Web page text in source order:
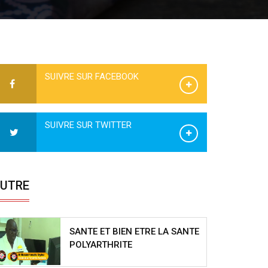
SUIVRE SUR FACEBOOK
SUIVRE SUR TWITTER
SANTE ET BIEN ETRE LA SANTE
POLYARTHRITE